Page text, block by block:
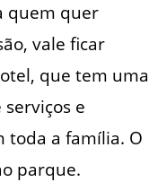
quem quer
vale ficar
que tem uma
e
toda a família. O
parque.